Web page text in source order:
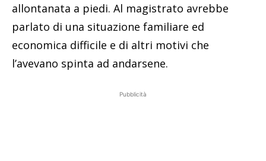
allontanata a piedi. Al magistrato avrebbe
parlato di una situazione familiare ed
economica difficile e di altri motivi che
l’avevano spinta ad andarsene.
Pubblicità